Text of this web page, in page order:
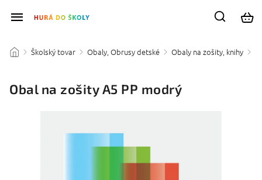
/ Školský tovar / Obaly, Obrusy detské / Obaly na zošity, knihy /
Obal na zošity A5 PP modrý